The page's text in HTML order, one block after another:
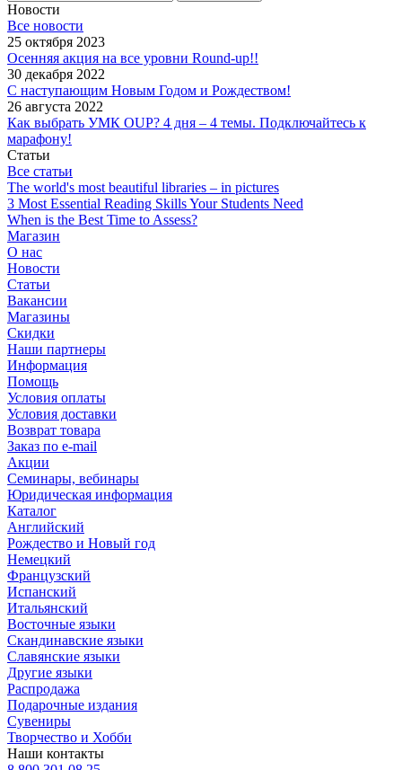
Новости
Все новости
25 октября 2023
Осенняя акция на все уровни Round-up!!
30 декабря 2022
С наступающим Новым Годом и Рождеством!
26 августа 2022
Как выбрать УМК OUP? 4 дня – 4 темы. Подключайтесь к
марафону!
Статьи
Все статьи
The world's most beautiful libraries – in pictures
3 Most Essential Reading Skills Your Students Need
When is the Best Time to Assess?
Магазин
О нас
Новости
Статьи
Вакансии
Магазины
Скидки
Наши партнеры
Информация
Помощь
Условия оплаты
Условия доставки
Возврат товара
Заказ по e-mail
Акции
Семинары, вебинары
Юридическая информация
Каталог
Английский
Рождество и Новый год
Немецкий
Французский
Испанский
Итальянский
Восточные языки
Скандинавские языки
Славянские языки
Другие языки
Распродажа
Подарочные издания
Сувениры
Творчество и Хобби
Наши контакты